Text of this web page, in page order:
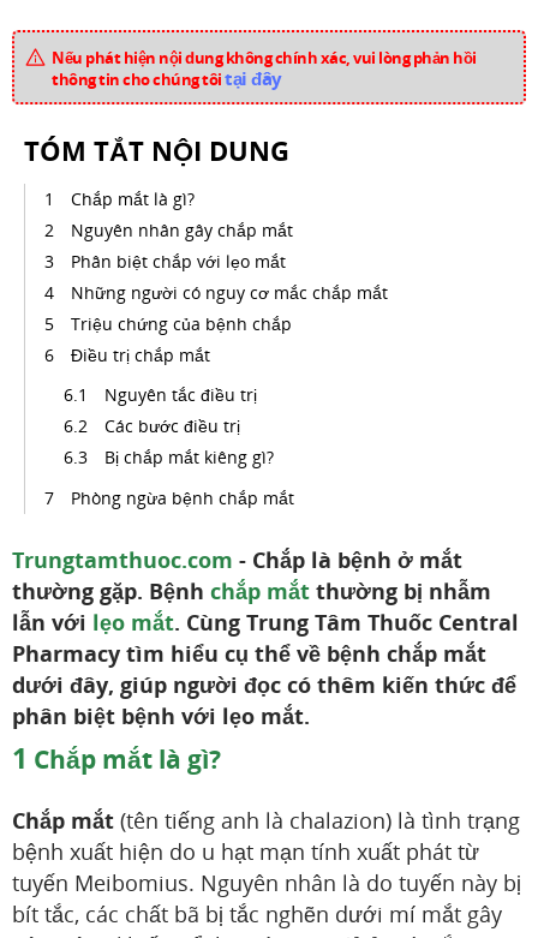
Nếu phát hiện nội dung không chính xác, vui lòng phản hồi
thông tin cho chúng tôitại đây
TÓM TẮT NỘI DUNG
Chắp mắt là gì?
Nguyên nhân gây chắp mắt
Phân biệt chắp với lẹo mắt
Những người có nguy cơ mắc chắp mắt
Triệu chứng của bệnh chắp
Điều trị chắp mắt
Nguyên tắc điều trị
Các bước điều trị
Bị chắp mắt kiêng gì?
Phòng ngừa bệnh chắp mắt
Trungtamthuoc.com - Chắp là bệnh ở mắt
thường gặp. Bệnh chắp mắt thường bị nhẫm
lẫn với lẹo mắt. Cùng Trung Tâm Thuốc Central
Pharmacy tìm hiểu cụ thể về bệnh chắp mắt
dưới đây, giúp người đọc có thêm kiến thức để
phân biệt bệnh với lẹo mắt.
1 Chắp mắt là gì?
Chắp mắt (tên tiếng anh là chalazion) là tình trạng
bệnh xuất hiện do u hạt mạn tính xuất phát từ
tuyến Meibomius. Nguyên nhân là do tuyến này bị
bít tắc, các chất bã bị tắc nghẽn dưới mí mắt gây